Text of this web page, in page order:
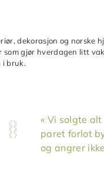
dekorasjon og norske
gjør hverdagen litt
i bruk.
« Vi solgte
paret forlot
og angrer